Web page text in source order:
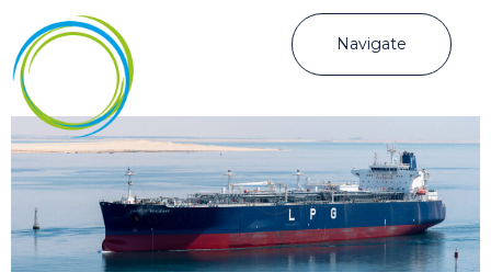
Navigate